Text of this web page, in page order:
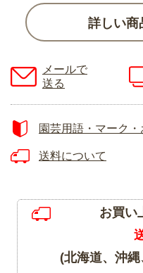
詳しい商
メールで
送る
園芸用語・マーク
送料について
お買い
(北海道、沖